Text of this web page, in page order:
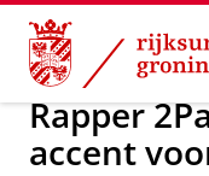
Skip
Content
Skip
Navigation
Over ons
Rapper
accent